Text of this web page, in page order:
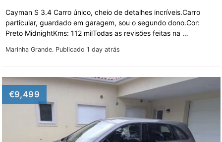
Marinha Grande. Publicado 1 day atrás
Cayman S 3.4 Carro único, cheio de detalhes incríveis.Carro
particular, guardado em garagem, sou o segundo dono.Cor:
Preto MidnightKms: 112 milTodas as revisões feitas na …
€9,499